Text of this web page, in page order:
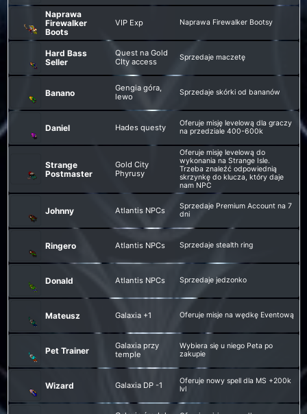
Naprawa
Firewalker
Boots
VIP Exp Naprawa Firewalker Bootsy
Hard Bass
Seller
Quest na Gold
CIty access
Sprzedaje maczetę
Banano
Gengia góra,
lewo
Sprzedaje skórki od bananów
Daniel Hades questy
Oferuje misję levelową dla graczy
na przedziale 400-600k
Strange
Postmaster
Gold City
Phyrusy
Oferuje misję levelową do
wykonania na Strange Isle.
Trzeba znaleźć odpowiednią
skrzynkę do klucza, który daje
nam NPC
Johnny Atlantis NPCs
Sprzedaje Premium Account na 7
dni
Ringero Atlantis NPCs Sprzedaje stealth ring
Donald Atlantis NPCs Sprzedaje jedzonko
Mateusz Galaxia +1 Oferuje misje na wędkę Eventową
Pet Trainer
Galaxia przy
temple
Wybiera się u niego Peta po
zakupie
Wizard Galaxia DP -1
Oferuje nowy spell dla MS +200k
lvl